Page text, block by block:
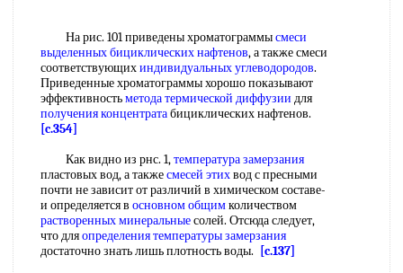
На рис. 101 приведены хроматограммысмеси
выделенныхбициклических нафтенов, а также смеси
соответствующихиндивидуальных углеводородов.
Приведенные хроматограммы хорошо показывают
эффективностьметода термической диффузии для
получения концентратабициклических нафтенов.
[c.354]
Как видно из рнс. 1,температура замерзания
пластовых вод, а такжесмесей этихвод с пресными
почти не зависит от различий в химическом составе-
и определяется в основном общимколичеством
растворенных минеральныесолей. Отсюда следует,
что дляопределения температуры замерзания
достаточно знать лишь плотность воды.
[c.137]